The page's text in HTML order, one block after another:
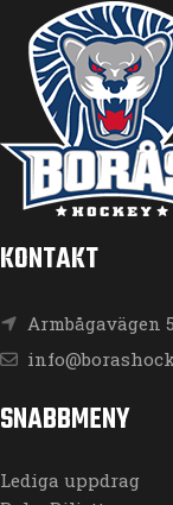
KONTAKT
Armbågavägen
SNABBMENY
Lediga uppdrag